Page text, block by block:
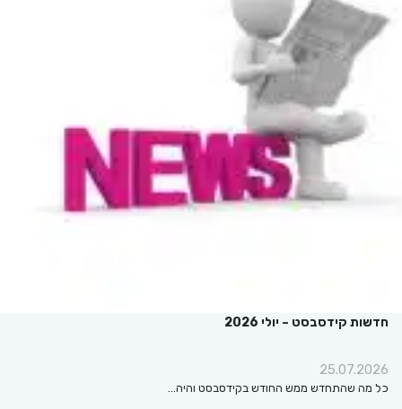
חדשות קידסבסט – יולי 2026
25.07.2026
כל מה שהתחדש ממש החודש בקידסבסט והיה…